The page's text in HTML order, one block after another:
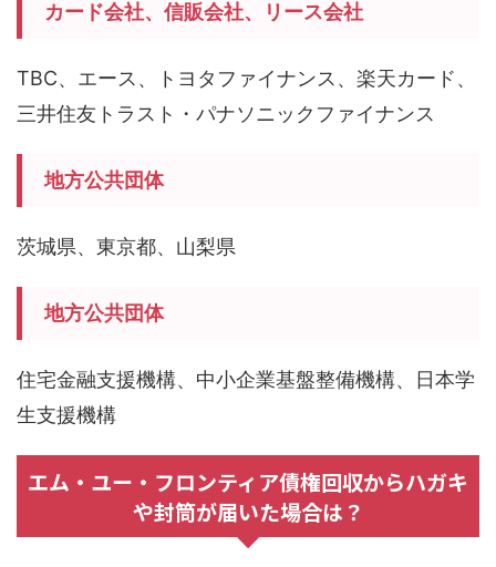
カード会社、信販会社、リース会社
TBC、エース、トヨタファイナンス、楽天カード、
三井住友トラスト・パナソニックファイナンス
地方公共団体
茨城県、東京都、山梨県
地方公共団体
住宅金融支援機構、中小企業基盤整備機構、日本学
生支援機構
エム・ユー・フロンティア債権回収からハガキ
や封筒が届いた場合は？